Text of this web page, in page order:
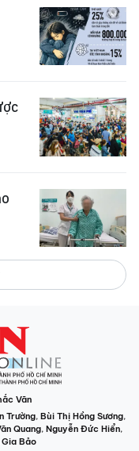
Văn
Trường, Bùi Thị Hồng Sương,
Quang, Nguyễn Đức Hiển,
Gia Bảo